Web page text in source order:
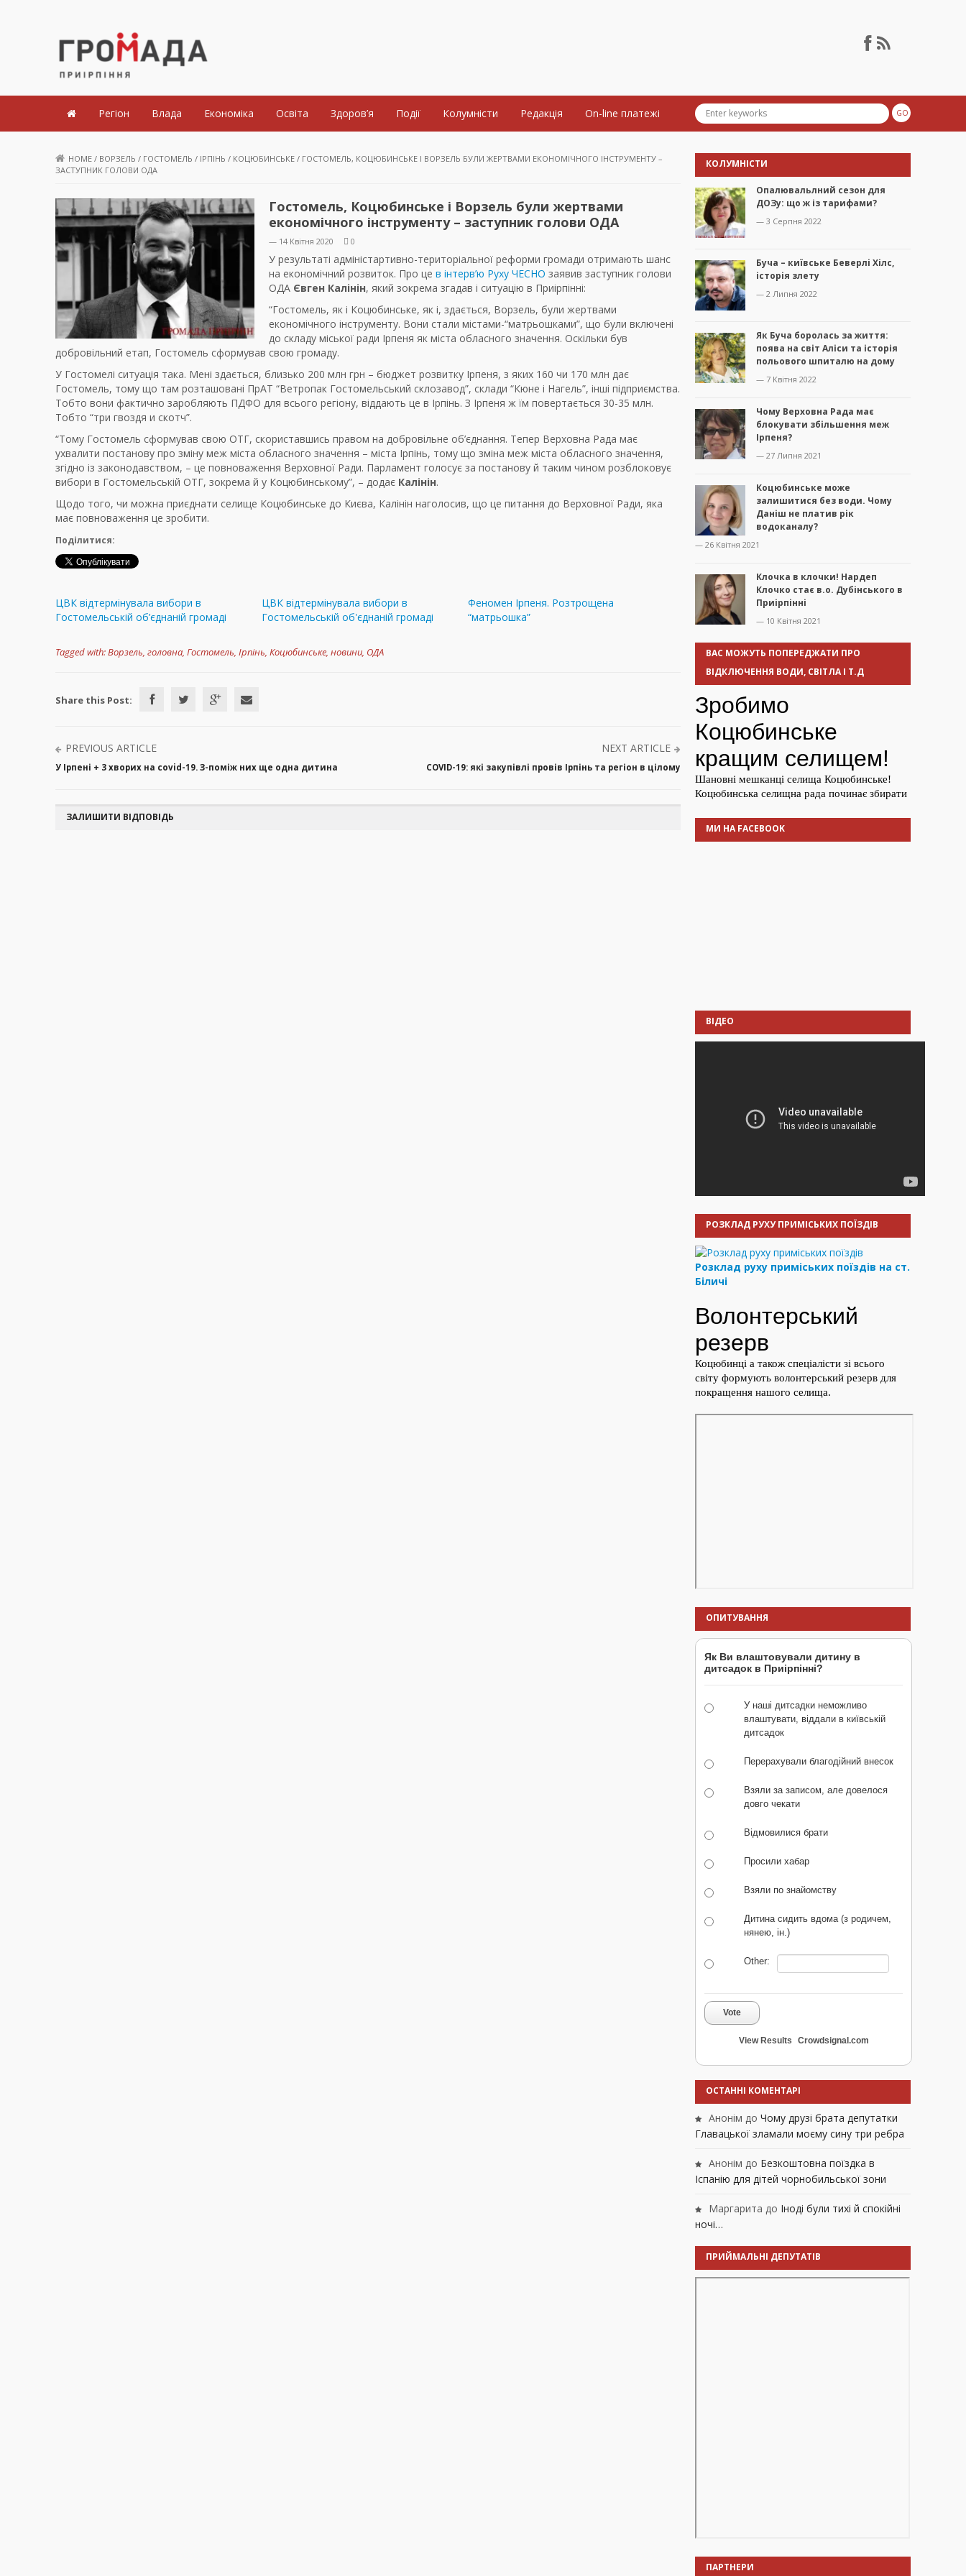
Громада Приірпіння
Регіон Влада Економіка Освіта Здоров’я Події Колумністи Редакція On-line платежі
HOME / ВОРЗЕЛЬ / ГОСТОМЕЛЬ / ІРПІНЬ / КОЦЮБИНСЬКЕ / ГОСТОМЕЛЬ, КОЦЮБИНСЬКЕ І ВОРЗЕЛЬ БУЛИ ЖЕРТВАМИ ЕКОНОМІЧНОГО ІНСТРУМЕНТУ –
ЗАСТУПНИК ГОЛОВИ ОДА
Гостомель, Коцюбинське і Ворзель були жертвами
економічного інструменту – заступник голови ОДА
— 14 Квітня 2020 0
У результаті адміністартивно-територіальної реформи громади отримають шанс
на економічний розвиток. Про це в інтерв’ю Руху ЧЕСНО заявив заступник голови
ОДА Євген Калінін, який зокрема згадав і ситуацію в Приірпінні:
“Гостомель, як і Коцюбинське, як і, здається, Ворзель, були жертвами
економічного інструменту. Вони стали містами-“матрьошками”, що були включені
до складу міської ради Ірпеня як міста обласного значення. Оскільки був
добровільний етап, Гостомель сформував свою громаду.
У Гостомелі ситуація така. Мені здається, близько 200 млн грн – бюджет розвитку Ірпеня, з яких 160 чи 170 млн дає
Гостомель, тому що там розташовані ПрАТ “Ветропак Гостомельський склозавод”, склади “Кюне і Нагель”, інші підприємства.
Тобто вони фактично заробляють ПДФО для всього регіону, віддають це в Ірпінь. З Ірпеня ж їм повертається 30-35 млн.
Тобто “три гвоздя и скотч”.
“Тому Гостомель сформував свою ОТГ, скориставшись правом на добровільне об’єднання. Тепер Верховна Рада має
ухвалити постанову про зміну меж міста обласного значення – міста Ірпінь, тому що зміна меж міста обласного значення,
згідно із законодавством, – це повноваження Верховної Ради. Парламент голосує за постанову й таким чином розблоковує
вибори в Гостомельській ОТГ, зокрема й у Коцюбинському”, – додає Калінін.
Щодо того, чи можна приєднати селище Коцюбинське до Києва, Калінін наголосив, що це питання до Верховної Ради, яка
має повноваження це зробити.
Поділитися:
ЦВК відтермінувала вибори в
Гостомельській об’єднаній громаді
ЦВК відтермінувала вибори в
Гостомельській об'єднаній громаді
Феномен Ірпеня. Розтрощена
“матрьошка”
Tagged with:Ворзель, головна, Гостомель, Ірпінь, Коцюбинське, новини, ОДА
Share this Post:
PREVIOUS ARTICLE
У Ірпені + 3 хворих на covid-19. З-поміж них ще одна дитина
NEXT ARTICLE
COVID-19: які закупівлі провів Ірпінь та регіон в цілому
ЗАЛИШИТИ ВІДПОВІДЬ
КОЛУМНІСТИ
Опалювальлний сезон для
ДОЗу: що ж із тарифами?
— 3 Серпня 2022
Буча – київське Беверлі Хілс,
історія злету
— 2 Липня 2022
Як Буча боролась за життя:
поява на світ Аліси та історія
польового шпиталю на дому
— 7 Квітня 2022
Чому Верховна Рада має
блокувати збільшення меж
Ірпеня?
— 27 Липня 2021
Коцюбинське може
залишитися без води. Чому
Даніш не платив рік
водоканалу?
— 26 Квітня 2021
Клочка в клочки! Нардеп
Клочко стає в.о. Дубінського в
Приірпінні
— 10 Квітня 2021
ВАС МОЖУТЬ ПОПЕРЕДЖАТИ ПРО
ВІДКЛЮЧЕННЯ ВОДИ, СВІТЛА І Т.Д
МИ НА FACEBOOK
ВІДЕО
РОЗКЛАД РУХУ ПРИМІСЬКИХ ПОЇЗДІВ
Розклад руху приміських поїздів на ст.
Біличі
ОПИТУВАННЯ
Як Ви влаштовували дитину в
дитсадок в Приірпінні?
У наші дитсадки неможливо
влаштувати, віддали в київській
дитсадок
Перерахували благодійний внесок
Взяли за записом, але довелося
довго чекати
Відмовилися брати
Просили хабар
Взяли по знайомству
Дитина сидить вдома (з родичем,
нянею, ін.)
Other:
Vote
View Results Crowdsignal.com
ОСТАННІ КОМЕНТАРІ
Анонім до Чому друзі брата депутатки
Главацької зламали моєму сину три ребра
Анонім до Безкоштовна поїздка в
Іспанію для дітей чорнобильської зони
Маргарита до Іноді були тихі й спокійні
ночі…
ПРИЙМАЛЬНІ ДЕПУТАТІВ
ПАРТНЕРИ